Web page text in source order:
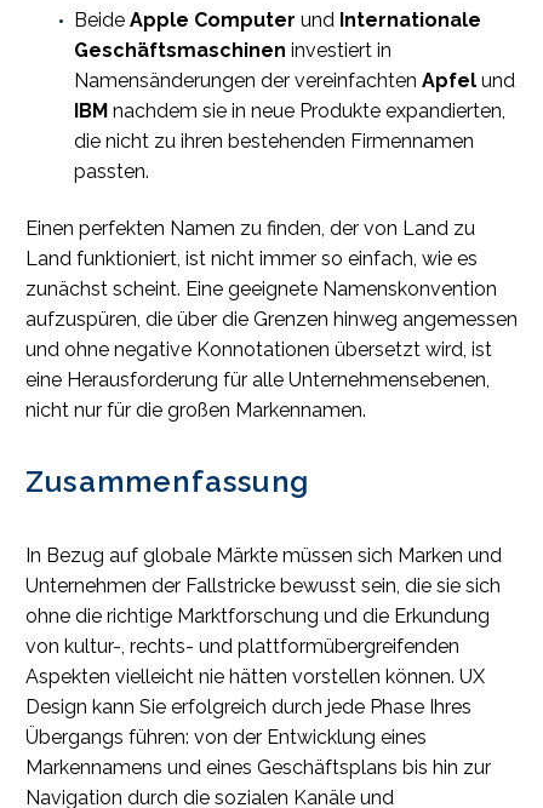
Beide Apple Computer und Internationale
Geschäftsmaschinen investiert in
Namensänderungen der vereinfachten Apfel und
IBM nachdem sie in neue Produkte expandierten,
die nicht zu ihren bestehenden Firmennamen
passten.
Einen perfekten Namen zu finden, der von Land zu
Land funktioniert, ist nicht immer so einfach, wie es
zunächst scheint. Eine geeignete Namenskonvention
aufzuspüren, die über die Grenzen hinweg angemessen
und ohne negative Konnotationen übersetzt wird, ist
eine Herausforderung für alle Unternehmensebenen,
nicht nur für die großen Markennamen.
Zusammenfassung
In Bezug auf globale Märkte müssen sich Marken und
Unternehmen der Fallstricke bewusst sein, die sie sich
ohne die richtige Marktforschung und die Erkundung
von kultur-, rechts- und plattformübergreifenden
Aspekten vielleicht nie hätten vorstellen können. UX
Design kann Sie erfolgreich durch jede Phase Ihres
Übergangs führen: von der Entwicklung eines
Markennamens und eines Geschäftsplans bis hin zur
Navigation durch die sozialen Kanäle und